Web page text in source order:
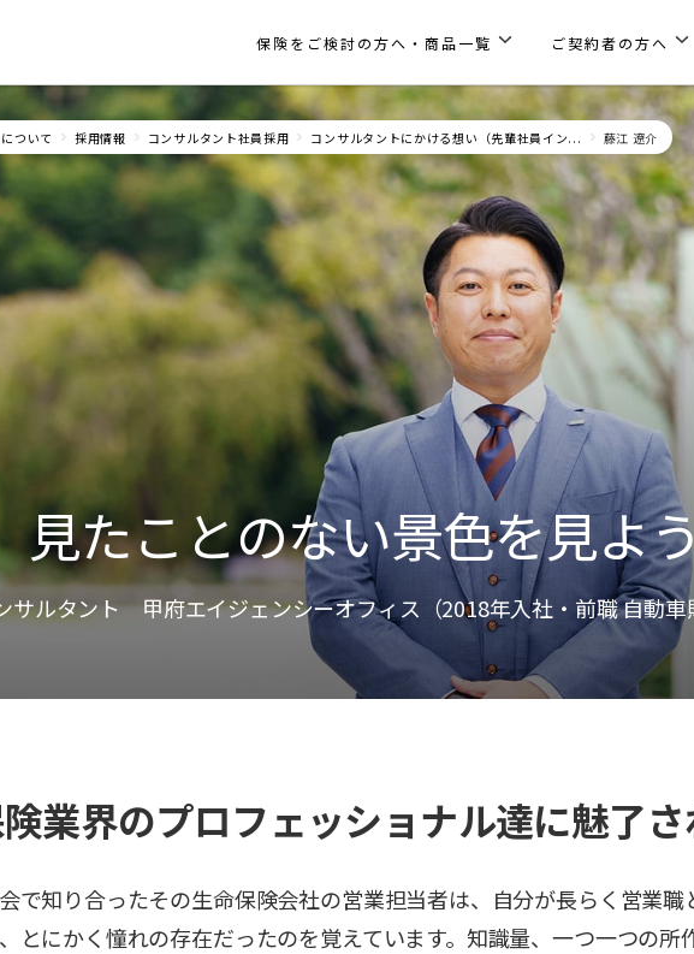
保険をご検討の方へ・商品一覧 ご契約者の方へ
ついて 採用情報 コンサルタント社員採用 コンサルタントにかける想い（先輩社員イン... 藤江 遼介
たことのない景色を見よう
ルタント 甲府エイジェンシーオフィス（2018年入社・前職 自動車
業界のプロフェッショナル達に魅了
で知り合ったその生命保険会社の営業担当者は、自分が長らく営業職
とにかく憧れの存在だったのを覚えています。知識量、一つ一つの所